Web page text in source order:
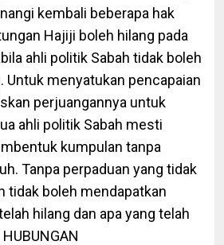
kembali beberapa hak
Hajiji boleh hilang pada
ahli politik Sabah tidak boleh
Untuk menyatukan pencapaian
perjuangannya untuk
ahli politik Sabah mesti
kumpulan tanpa
Tanpa perpaduan yang tidak
tidak boleh mendapatkan
hilang dan apa yang telah